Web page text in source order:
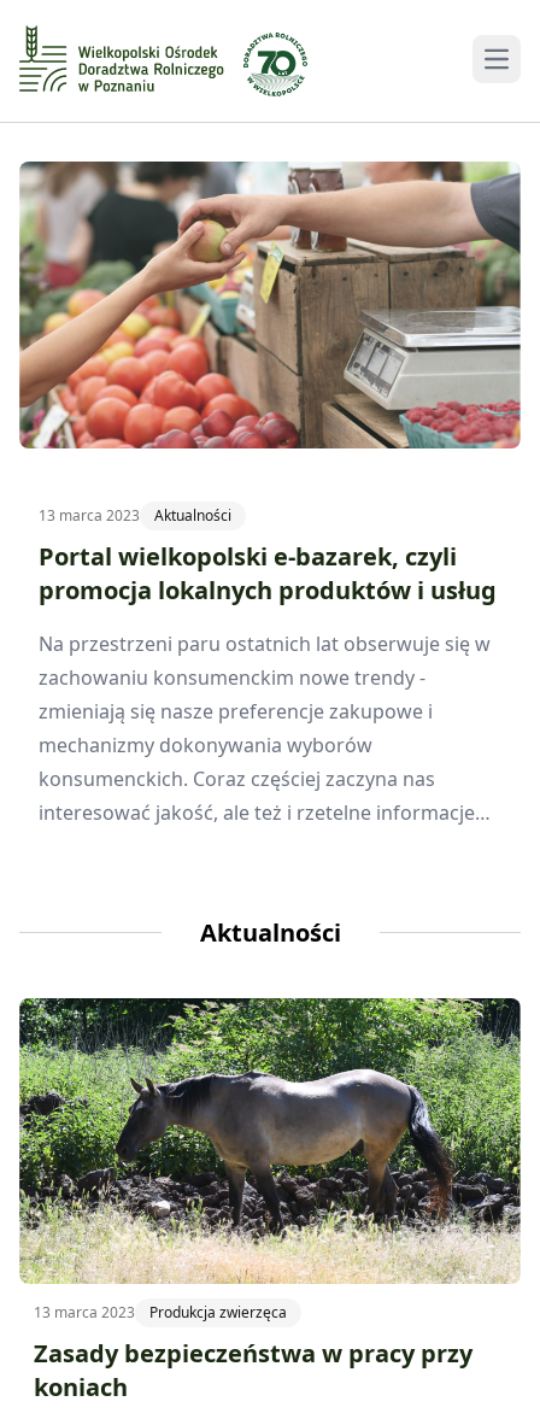
13 marca 2023 Aktualności
Portal wielkopolski e-bazarek, czyli
promocja lokalnych produktów i usług
Na przestrzeni paru ostatnich lat obserwuje się w
zachowaniu konsumenckim nowe trendy -
zmieniają się nasze preferencje zakupowe i
mechanizmy dokonywania wyborów
konsumenckich. Coraz częściej zaczyna nas
interesować jakość, ale też i rzetelne informacje
swoje potrzeby, co oczywiście wpływa na nasze
Aktualności
13 marca 2023 Produkcja zwierzęca
Zasady bezpieczeństwa w pracy przy
koniach